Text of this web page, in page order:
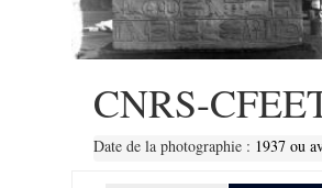
CNRS-
Date de la photographie : 1937 ou